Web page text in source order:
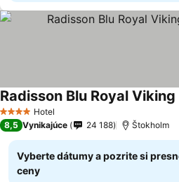
4 Počet hviezdičiek
Hotel
Radisson Blu Royal
8,5 Vynikajúce 24 188 Štokholm
Vyberte dátumy a pozrite si
ceny